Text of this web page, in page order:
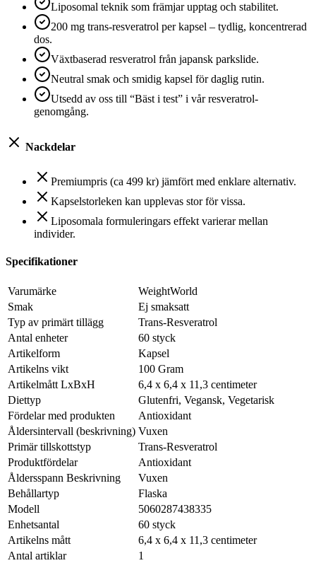
Liposomal teknik som främjar upptag och stabilitet.
200 mg trans-resveratrol per kapsel – tydlig, koncentrerad
dos.
Växtbaserad resveratrol från japansk parkslide.
Neutral smak och smidig kapsel för daglig rutin.
Utsedd av oss till “Bäst i test” i vår resveratrol-
genomgång.
Nackdelar
Premiumpris (ca 499 kr) jämfört med enklare alternativ.
Kapselstorleken kan upplevas stor för vissa.
Liposomala formuleringars effekt varierar mellan
individer.
Specifikationer
Varumärke
WeightWorld
Smak
Ej smaksatt
Typ av primärt tillägg
Trans-Resveratrol
Antal enheter
60 styck
Artikelform
Kapsel
Artikelns vikt
100 Gram
Artikelmått LxBxH
6,4 x 6,4 x 11,3 centimeter
Diettyp
Glutenfri, Vegansk, Vegetarisk
Fördelar med produkten
Antioxidant
Åldersintervall (beskrivning) Vuxen
Primär tillskottstyp
Trans-Resveratrol
Produktfördelar
Antioxidant
Åldersspann Beskrivning
Vuxen
Behållartyp
Flaska
Modell
5060287438335
Enhetsantal
60 styck
Artikelns mått
6,4 x 6,4 x 11,3 centimeter
Antal artiklar
1